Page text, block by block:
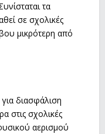
τα
σε σχολικές
μικρότερη από
διασφάλιση
στις σχολικές
αερισμού